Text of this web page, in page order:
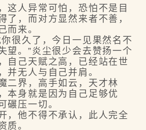
人异常可怕，恐怕不是目
了，而对方显然来者不善，
而来。
久了，今日一见果然名不
望。”炎尘很少会去赞扬一个
自己天赋之高，已经站在世
并无人与自己并肩。
界，高手如云，天才林
本身就是因为自己足够优
碾压一切。
他不得不承认，此人完全
质。